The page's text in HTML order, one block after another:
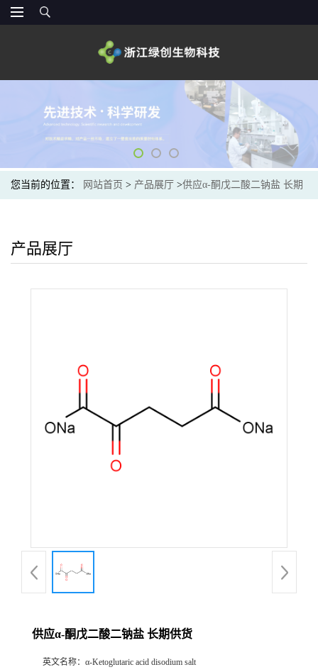
您当前的位置： 网站首页 > 产品展厅 >供应α-酮戊二酸二钠盐 长期
产品展厅
供应α-酮戊二酸二钠盐 长期供货
英文名称： α-Ketoglutaric acid disodium salt